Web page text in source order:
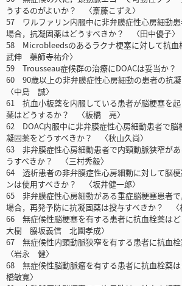
うするのがよいか？ 〈斎藤こずえ〉
57 ワルファリン内服中に非弁膜症性心房細動
場合，抗凝固薬はどうすべきか？ 〈田中優子〉
58 Microbleedsのあるラクナ梗塞に対して抗
武伸 藥師寺祐介〉
59 Trousseau症候群の治療にDOACは妥当か
60 90歳以上の非弁膜症性心房細動の患者の抗
〈中島 誠〉
61 抗血小板薬を内服している患者が脳梗塞を
薬はどうするか？ 〈板橋 亮〉
62 DOAC内服中に非弁膜症性心房細動患者で脳
凝固薬をどうすべきか？ 〈秋山久尚〉
63 非弁膜症性心房細動患者で内頸動脈狭窄が
うすべきか？ 〈三村秀毅〉
64 透析患者の非弁膜症性心房細動に対して脳梗
ンは使用すべきか？ 〈坂井健一郎〉
65 非弁膜症性心房細動がある重症脳梗塞患者で
場合，再発予防に抗凝固薬は投与すべきか？ 〈
66 無症候性脳梗塞を有する患者に抗血栓薬は
大樹 脇坂義信 北園孝成〉
67 無症候性内頸動脈狭窄を有する患者に抗血
〈岩永 健〉
68 無症候性脳動脈瘤を有する患者に抗血栓薬
橋敏寛〉